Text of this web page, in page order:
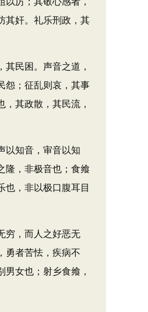
其奸。礼乐刑政，其
民困。声音之道，
怨；征乱则哀，其事
其政散，其民流，
以知音，审音以知
隆，非极音也；食飨
也，非以极口腹耳目
穷，而人之好恶无
勇者苦怯，疾病不
女也；射乡食飨，